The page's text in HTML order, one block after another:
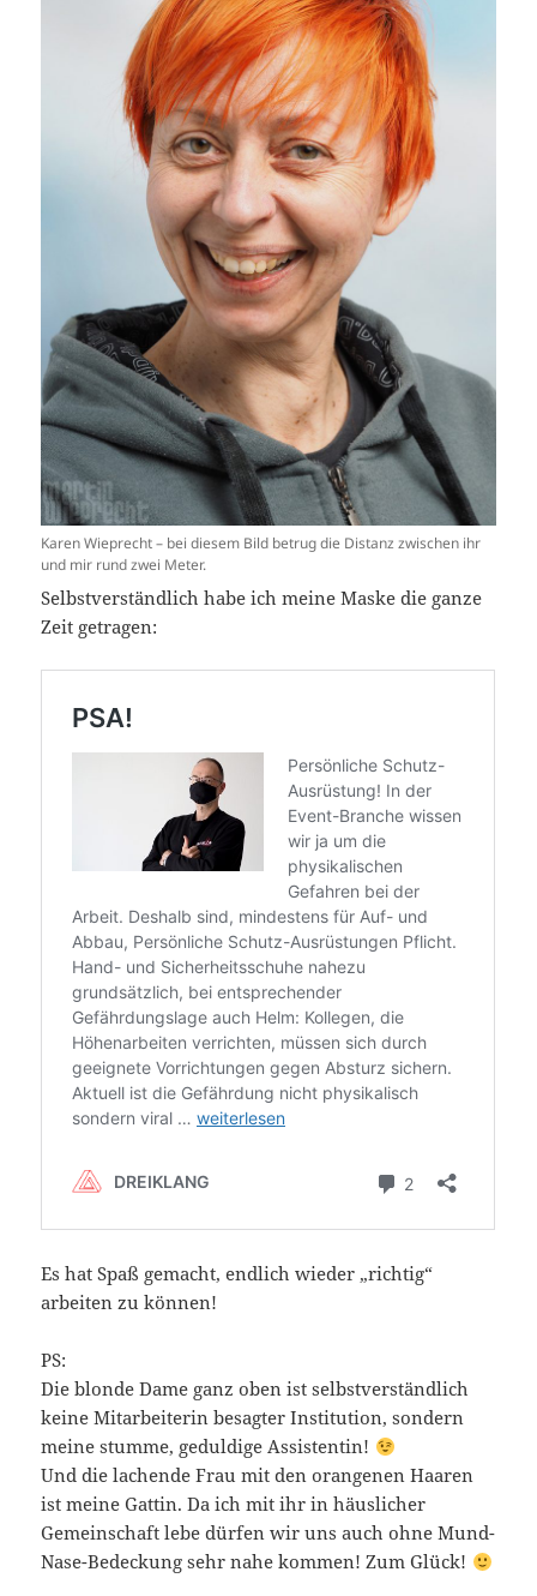
Karen Wieprecht – bei diesem Bild betrug die Distanz zwischen ihr
und mir rund zwei Meter.
Selbstverständlich habe ich meine Maske die ganze
Zeit getragen:
Es hat Spaß gemacht, endlich wieder „richtig“
arbeiten zu können!
PS:
Die blonde Dame ganz oben ist selbstverständlich
keine Mitarbeiterin besagter Institution, sondern
meine stumme, geduldige Assistentin!
Und die lachende Frau mit den orangenen Haaren
ist meine Gattin. Da ich mit ihr in häuslicher
Gemeinschaft lebe dürfen wir uns auch ohne Mund-
Nase-Bedeckung sehr nahe kommen! Zum Glück!